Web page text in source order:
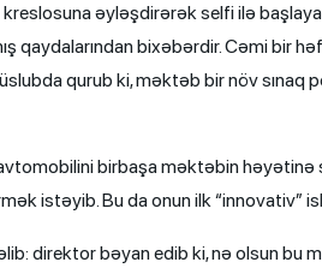
kreslosuna əyləşdirərək selfi ilə
qaydalarından bixəbərdir. Cəmi bir
qurub ki, məktəb bir növ sınaq
birbaşa məktəbin həyətinə
istəyib. Bu da onun ilk “innovativ”
direktor bəyan edib ki, nə olsun